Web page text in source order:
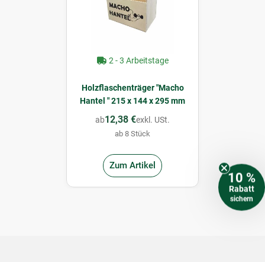
2 - 3 Arbeitstage
Holzflaschenträger "Macho
Hantel " 215 x 144 x 295 mm
ab12,38 €exkl. USt.
ab 8 Stück
Zum Artikel
10 %
Rabatt
sichern